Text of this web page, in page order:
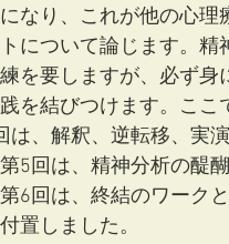
なり、これが他の心
について論じます。
を要しますが、必ず
を結びつけます。ここ
は、解釈、逆転移、実
5回は、精神分析の醍
6回は、終結のワーク
置しました。